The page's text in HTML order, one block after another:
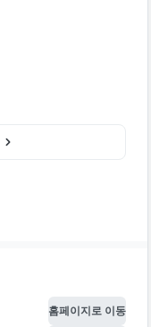
홈페이지로 이동